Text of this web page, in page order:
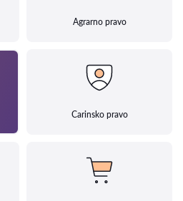
Agrarno pravo
Carinsko pravo